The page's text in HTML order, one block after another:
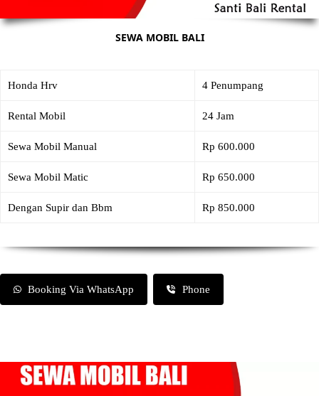
SEWA MOBIL BALI
Honda Hrv 4 Penumpang
Rental Mobil 24 Jam
Sewa Mobil Manual Rp 600.000
Sewa Mobil Matic Rp 650.000
Dengan Supir dan Bbm Rp 850.000
Booking Via WhatsApp Phone